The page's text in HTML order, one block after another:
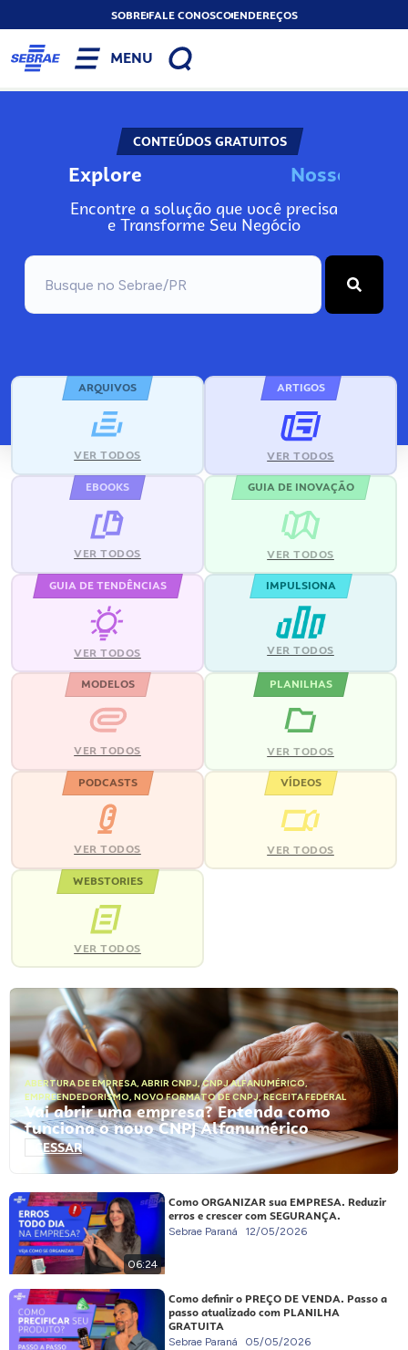
SOBREFALE CONOSCOENDEREÇOS
MENU
CONTEÚDOS GRATUITOS
Explore Nosso
Encontre a solução que você precisa
e Transforme Seu Negócio
ARQUIVOS
VER TODOS
ARTIGOS
VER TODOS
EBOOKS
VER TODOS
GUIA DE INOVAÇÃO
VER TODOS
GUIA DE TENDÊNCIAS
VER TODOS
IMPULSIONA
VER TODOS
MODELOS
VER TODOS
PLANILHAS
VER TODOS
PODCASTS
VER TODOS
VÍDEOS
VER TODOS
WEBSTORIES
VER TODOS
ABERTURA DE EMPRESA, ABRIR CNPJ,CNPJ ALFANUMÉRICO,
EMPREENDEDORISMO, NOVO FORMATO DE CNPJ,RECEITA FEDERAL
Vai abrir uma empresa? Entenda como
funciona o novo CNPJ Alfanumérico
ACESSAR
06:24
Como ORGANIZAR sua EMPRESA. Reduzir
erros e crescer com SEGURANÇA.
Sebrae Paraná 12/05/2026
Como definir o PREÇO DE VENDA. Passo a
passo atualizado com PLANILHA
GRATUITA
Sebrae Paraná 05/05/2026